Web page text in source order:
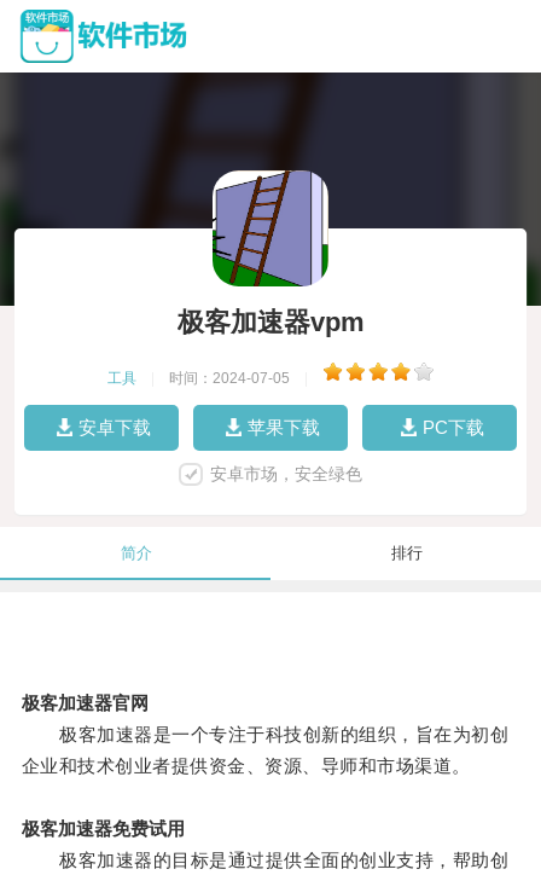
极客加速器vpm
工具 时间：2024-07-05
安卓下载 苹果下载 PC下载
安卓市场，安全绿色
简介 排行
极客加速器官网
极客加速器是一个专注于科技创新的组织，旨在为初创
企业和技术创业者提供资金、资源、导师和市场渠道。
极客加速器免费试用
极客加速器的目标是通过提供全面的创业支持，帮助创